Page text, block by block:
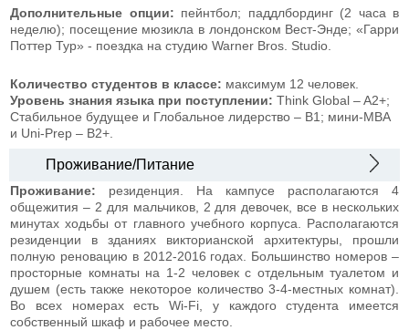
Дополнительные опции: пейнтбол; паддлбординг (2 часа в
неделю); посещение мюзикла в лондонском Вест-Энде; «Гарри
Поттер Тур» - поездка на студию Warner Bros. Studio.
Количество студентов в классе: максимум 12 человек.
Уровень знания языка при поступлении: Think Global – A2+;
Стабильное будущее и Глобальное лидерство – В1; мини-MBA
и Uni-Prep – В2+.
Проживание/Питание
Проживание: резиденция. На кампусе располагаются 4
общежития – 2 для мальчиков, 2 для девочек, все в нескольких
минутах ходьбы от главного учебного корпуса. Располагаются
резиденции в зданиях викторианской архитектуры, прошли
полную реновацию в 2012-2016 годах. Большинство номеров –
просторные комнаты на 1-2 человек с отдельным туалетом и
душем (есть также некоторое количество 3-4-местных комнат).
Во всех номерах есть Wi-Fi, у каждого студента имеется
собственный шкаф и рабочее место.